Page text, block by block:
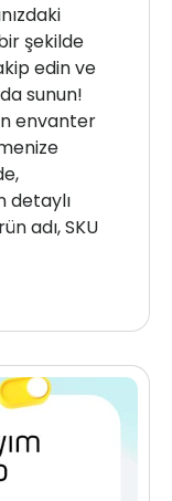
şekilde
edin ve
sunun!
envanter
detaylı
adı, SKU